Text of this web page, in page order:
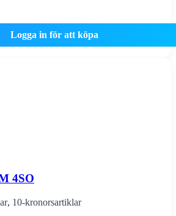
Logga in för att köpa
4SO
, 10-kronorsartiklar